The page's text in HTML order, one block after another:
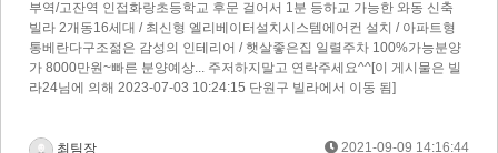
부역/고잔역 인접​화랑초등학교 후문 걸어서 1분 등하교 가능한 와동 신축
빌라 ​2개동16세대 / 최신형 엘리베이터설치시스템에어컨 설치 / 아파트형
통베란다구조젊은 감성의 인테리어 / 햇살좋은집 일렬주차 100%가능분양
가 8000만원~빠른 분양예상... 주저하지말고 연락주세요^^​[이 게시물은 빌
라24님에 의해 2023-07-03 10:24:15 단원구 빌라에서 이동 됨]
최팀장 2021-09-09 14:16:44